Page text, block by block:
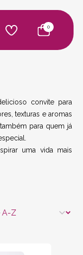
0
convite para
texturas e aromas
para quem já
uma vida mais